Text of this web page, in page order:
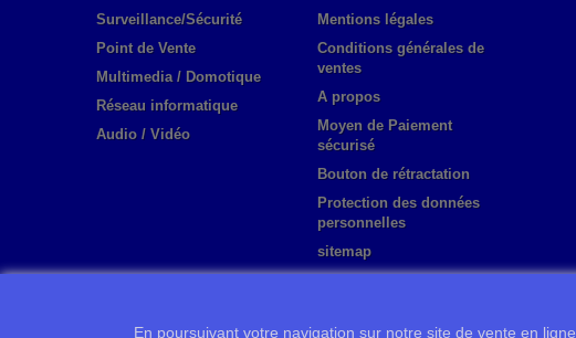
Surveillance/Sécurité
Point de Vente
Multimedia / Domotique
Réseau informatique
Audio / Vidéo
Mentions légales
Conditions générales de
ventes
A propos
Moyen de Paiement
sécurisé
Bouton de rétractation
Protection des données
personnelles
sitemap
En poursuivant votre navigation sur notre site de vente en